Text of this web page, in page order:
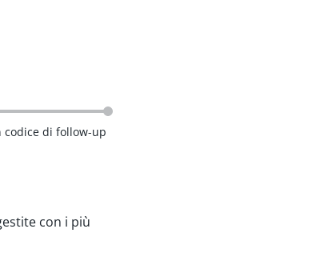
codice di follow-up
con i più